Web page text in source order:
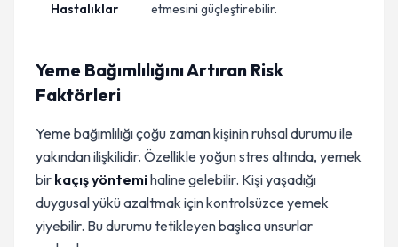
Hastalıklar
etmesini güçleştirebilir.
Yeme Bağımlılığını Artıran Risk
Faktörleri
Yeme bağımlılığı çoğu zaman kişinin ruhsal durumu ile
yakından ilişkilidir. Özellikle yoğun stres altında, yemek
bir kaçış yöntemihaline gelebilir. Kişi yaşadığı
duygusal yükü azaltmak için kontrolsüzce yemek
yiyebilir. Bu durumu tetikleyen başlıca unsurlar